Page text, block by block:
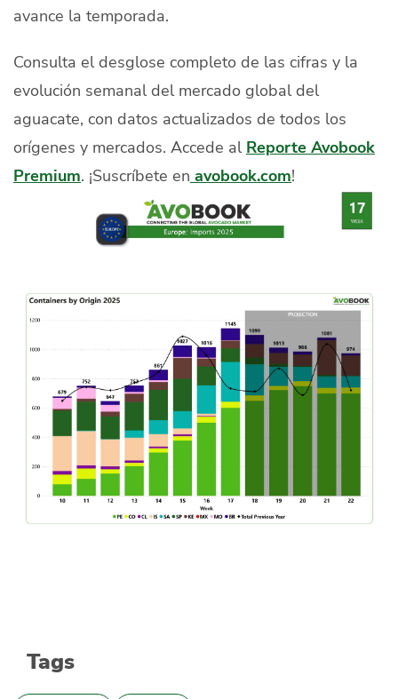
avance la temporada.
Consulta el desglose completo de las cifras y la
evolución semanal del mercado global del
aguacate, con datos actualizados de todos los
orígenes y mercados. Accede al Reporte Avobook
Premium. ¡Suscríbete en avobook.com!
Tags